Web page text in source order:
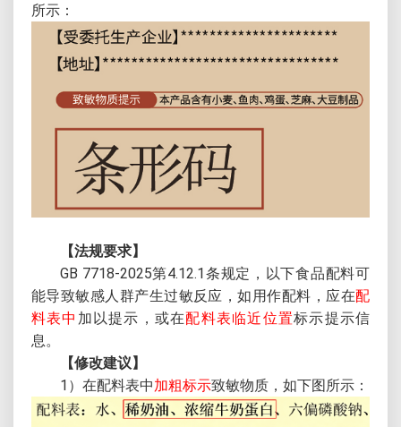
所示：
【法规要求】
GB 7718-2025第4.12.1条规定，以下食品配料可
能导致敏感人群产生过敏反应，如用作配料，应在配
料表中 加以提示，或在配料表临近位置标示提示信
息。
【修改建议】
1）在配料表中加粗标示致敏物质，如下图所示：